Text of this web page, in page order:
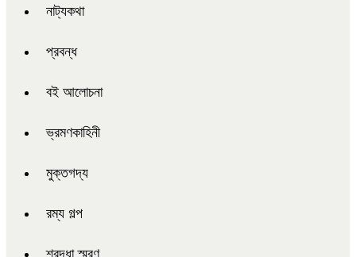
নাট্যকথা
প্রবন্ধ
বই আলোচনা
ভ্রমণকাহিনী
মুক্তগদ্য
রম্য গল্প
শ্রদ্ধা স্মরণ